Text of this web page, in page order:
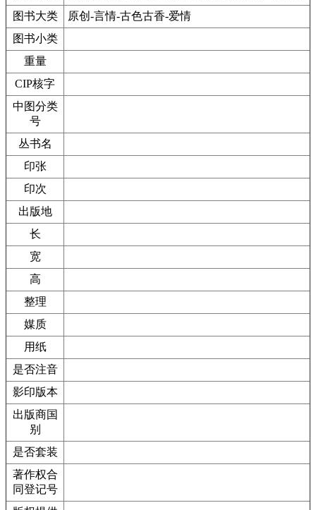
图书大类
原创-言情-古色古香-爱情
图书小类
重量
CIP核字
中图分类
号
丛书名
印张
印次
出版地
长
宽
高
整理
媒质
用纸
是否注音
影印版本
出版商国
别
是否套装
著作权合
同登记号